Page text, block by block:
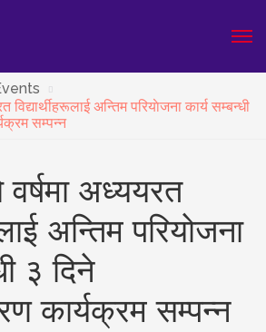
विद्यार्थीहरूलाई अन्तिम परियाेजना कार्य सम्बन्धी
सम्पन्न
अध्ययरत
अन्तिम परियाेजना
३ दिने
कार्यक्रम सम्पन्न